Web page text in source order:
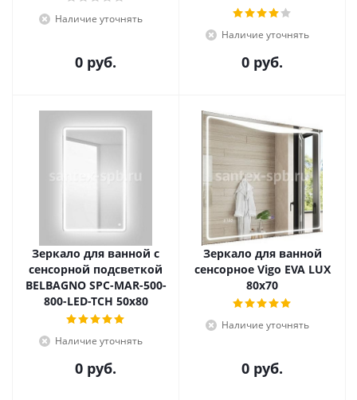
Наличие уточнять
0 руб.
Наличие уточнять
0 руб.
Зеркало для ванной с
сенсорной подсветкой
BELBAGNO SPC-MAR-500-
800-LED-TCH 50х80
Наличие уточнять
0 руб.
Зеркало для ванной
сенсорное Vigo EVA LUX
80х70
Наличие уточнять
0 руб.